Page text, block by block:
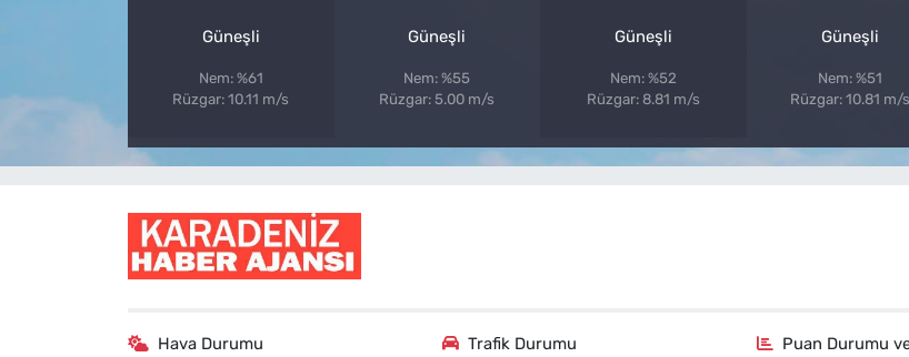
Güneşli
Nem: %61
Rüzgar: 10.11 m/s
Güneşli
Nem: %55
Rüzgar: 5.00 m/s
Güneşli
Nem: %52
Rüzgar: 8.81 m/s
Güneşli
Nem: %51
Rüzgar: 10.81 m/s
Hava Durumu Trafik Durumu Puan Durumu